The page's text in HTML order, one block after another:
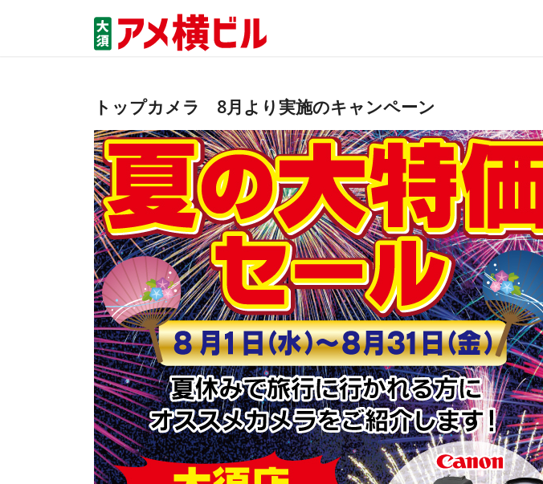
トップカメラ 8月より実施のキャンペーン